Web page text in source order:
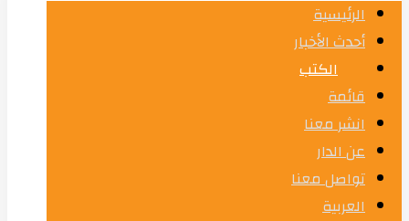
الرئيسية
أحدث الأخبار
الكتب
قائمة
انشر معنا
عن الدار
تواصل معنا
العربية